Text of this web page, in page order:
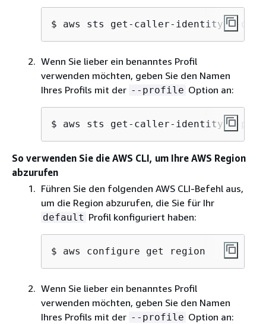
$ aws sts get-caller-identity --
Wenn Sie lieber ein benanntes Profil
verwenden möchten, geben Sie den Namen
Ihres Profils mit der --profile Option an:
$ aws sts get-caller-identity --
So verwenden Sie die AWS CLI, um Ihre AWS Region
abzurufen
Führen Sie den folgenden AWS CLI-Befehl aus,
um die Region abzurufen, die Sie für Ihr
default Profil konfiguriert haben:
$ aws configure get region
Wenn Sie lieber ein benanntes Profil
verwenden möchten, geben Sie den Namen
Ihres Profils mit der --profile Option an: